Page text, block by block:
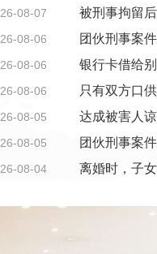
26-08-07 被刑事拘留
26-08-06 团伙刑事案
26-08-06 银行卡借给
26-08-06 只有双方口
26-08-05 达成被害人
26-08-05 团伙刑事案
26-08-04 离婚时，子